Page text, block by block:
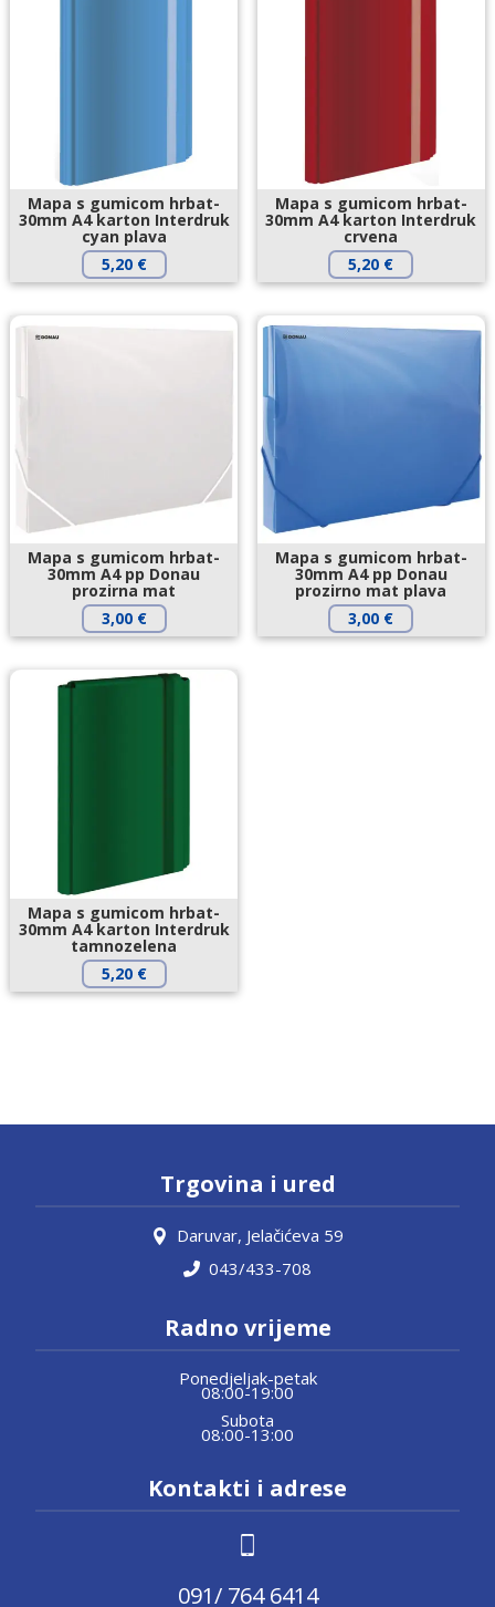
Mapa s gumicom hrbat-
30mm A4 karton Interdruk
cyan plava
5,20 €
Mapa s gumicom hrbat-
30mm A4 karton Interdruk
crvena
5,20 €
Mapa s gumicom hrbat-
30mm A4 pp Donau
prozirna mat
3,00 €
Mapa s gumicom hrbat-
30mm A4 pp Donau
prozirno mat plava
3,00 €
Mapa s gumicom hrbat-
30mm A4 karton Interdruk
tamnozelena
5,20 €
Trgovina i ured
Daruvar, Jelačićeva 59
043/433-708
Radno vrijeme
Ponedjeljak-petak
08:00-19:00
Subota
08:00-13:00
Kontakti i adrese
091/ 764 6414